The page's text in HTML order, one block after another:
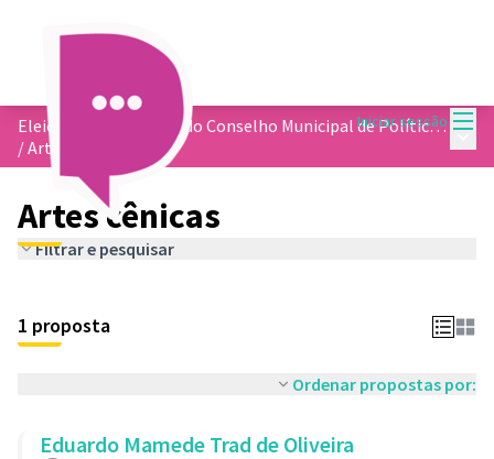
Iniciar sessão
Eleição dos membros do Conselho Municipal de Política Cultural
/Artes cênicas
Artes cênicas
Filtrar e pesquisar
1 proposta
Ordenar propostas por:
Eduardo Mamede Trad de Oliveira